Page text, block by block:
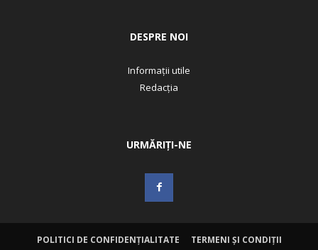
DESPRE NOI
Informații utile
Redacția
URMĂRIȚI-NE
POLITICI DE CONFIDENȚIALITATE TERMENI ȘI CONDIȚII